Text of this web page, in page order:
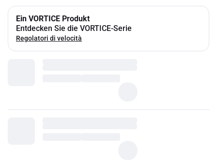
Ein VORTICE Produkt
Entdecken Sie die VORTICE-Serie
Regolatori di velocità